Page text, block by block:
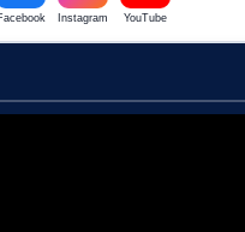
Instagram YouTube